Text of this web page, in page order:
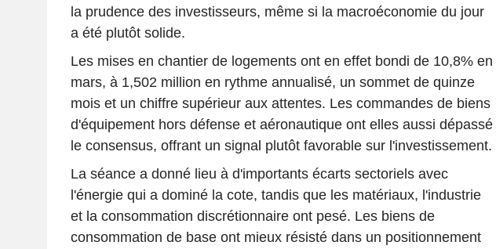
la prudence des investisseurs, même si la macroéconomie du jour
a été plutôt solide.
Les mises en chantier de logements ont en effet bondi de 10,8% en
mars, à 1,502 million en rythme annualisé, un sommet de quinze
mois et un chiffre supérieur aux attentes. Les commandes de biens
d'équipement hors défense et aéronautique ont elles aussi dépassé
le consensus, offrant un signal plutôt favorable sur l'investissement.
La séance a donné lieu à d'importants écarts sectoriels avec
l'énergie qui a dominé la cote, tandis que les matériaux, l'industrie
et la consommation discrétionnaire ont pesé. Les biens de
consommation de base ont mieux résisté dans un positionnement